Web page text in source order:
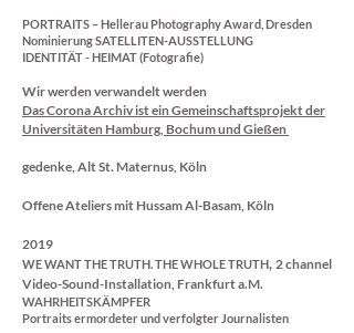
PORTRAITS – Hellerau Photography Award, Dresden
Nominierung SATELLITEN-AUSSTELLUNG
IDENTITÄT - HEIMAT (Fotografie)
Wir werden verwandelt werden
Das Corona Archiv ist ein Gemeinschaftsprojekt der
Universitäten Hamburg, Bochum und Gießen
gedenke,Alt St. Maternus, Köln
Offene Ateliers mit Hussam Al-Basam, Köln
2019
WE WANT THE TRUTH. THE WHOLE TRUTH, 2 channel
Video-Sound-Installation, Frankfurt a.M.
WAHRHEITSKÄMPFER
Portraits ermordeter und verfolgter Journalisten